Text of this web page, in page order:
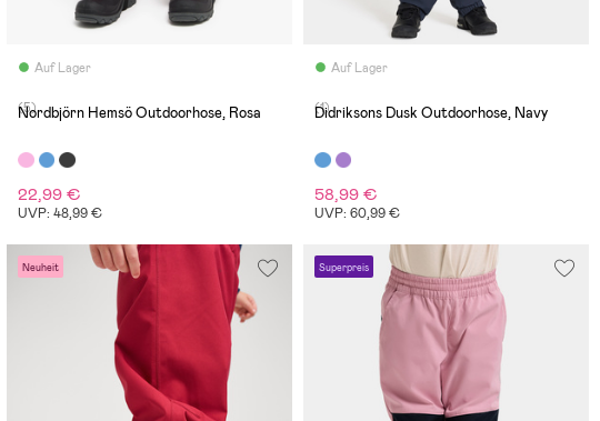
Auf Lager
(5)
Nordbjörn Hemsö Outdoorhose, Rosa
22,99 €
UVP: 48,99 €
Auf Lager
(1)
Didriksons Dusk Outdoorhose, Navy
58,99 €
UVP: 60,99 €
Neuheit Superpreis